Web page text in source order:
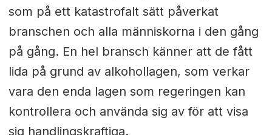
som på ett katastrofalt sätt påverkat
branschen och alla människorna i den gång
på gång. En hel bransch känner att de fått
lida på grund av alkohollagen, som verkar
vara den enda lagen som regeringen kan
kontrollera och använda sig av för att visa
sig handlingskraftiga.